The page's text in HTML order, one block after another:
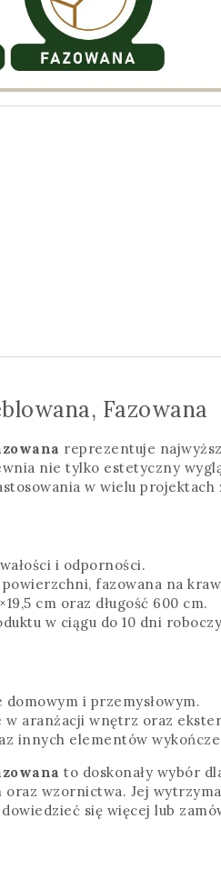
Fazowana
reprezentuje
nie tylko estetyczny
w wielu
i odporności.
powierzchni, fazowana na
cm oraz długość 600 cm.
w ciągu do 10 dni
i przemysłowym.
aranżacji wnętrz oraz
innych elementów
to doskonały wybór
wzornictwa. Jej
się więcej lub